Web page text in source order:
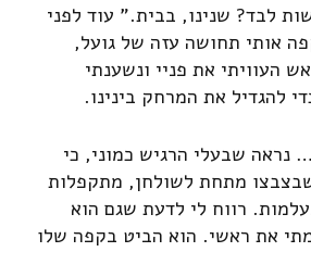
לבד? שנינו, בבית." עוד לפני
אותי תחושה עזה של גועל,
העוויתי את פניי ונשענתי
להגדיל את המרחק בינינו.
שבעלי הרגיש כמוני, כי
שבצבצו מתחת לשולחן, מתקפלות
רווח לי לדעת שגם הוא
את ראשי. הוא הביט בקפה שלו